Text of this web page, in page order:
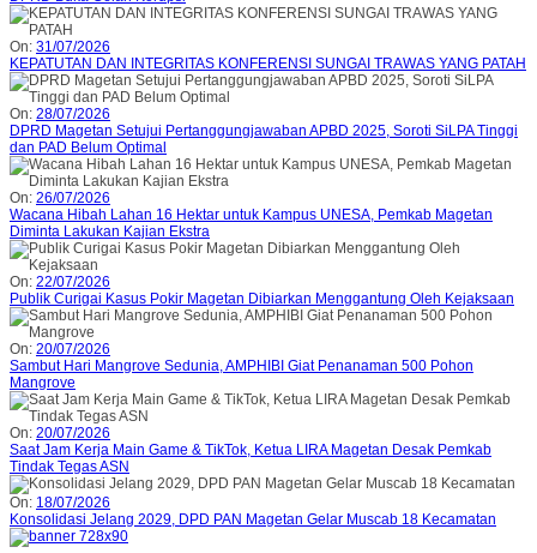
On: 31/07/2026
KEPATUTAN DAN INTEGRITAS KONFERENSI SUNGAI TRAWAS YANG PATAH
On: 28/07/2026
DPRD Magetan Setujui Pertanggungjawaban APBD 2025, Soroti SiLPA Tinggi
dan PAD Belum Optimal
On: 26/07/2026
Wacana Hibah Lahan 16 Hektar untuk Kampus UNESA, Pemkab Magetan
Diminta Lakukan Kajian Ekstra
On: 22/07/2026
Publik Curigai Kasus Pokir Magetan Dibiarkan Menggantung Oleh Kejaksaan
On: 20/07/2026
Sambut Hari Mangrove Sedunia, AMPHIBI Giat Penanaman 500 Pohon
Mangrove
On: 20/07/2026
Saat Jam Kerja Main Game & TikTok, Ketua LIRA Magetan Desak Pemkab
Tindak Tegas ASN
On: 18/07/2026
Konsolidasi Jelang 2029, DPD PAN Magetan Gelar Muscab 18 Kecamatan